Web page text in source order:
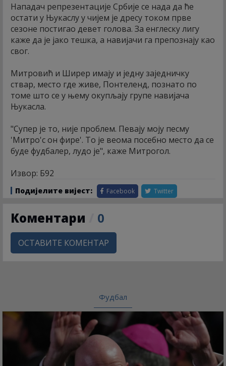
Нападач репрезентације Србије се нада да ће
остати у Њукаслу у чијем је дресу током прве
сезоне постигао девет голова. За енглеску лигу
каже да је јако тешка, а навијачи га препознају као
свог.
Митровић и Ширер имају и једну заједничку
ствар, место где живе, Понтеленд, познато по
томе што се у њему окупљају групе навијача
Њукасла.
"Супер је то, није проблем. Певају моју песму
'Митро'с он фире'. То је веома посебно место да се
буде фудбалер, лудо је", каже Митрогол.
Извор: Б92
Подијелите вијест: Facebook Twitter
Коментари 0
ОСТАВИТЕ КОМЕНТАР
Фудбал